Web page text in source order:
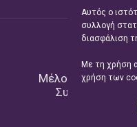
Μέλος του
Συντήρηση και
Αυτός ο
συλλογή
διασφάλιση
Με τη χρήση
χρήση των